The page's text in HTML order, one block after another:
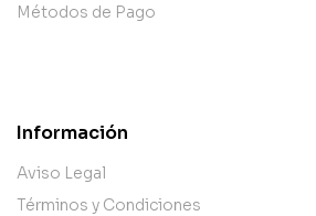
Métodos de Pago
Información
Aviso Legal
Términos y Condiciones